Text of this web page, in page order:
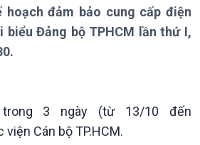
Thời sự
Thời sự 6h
Bản tin
Chuyên mục
Theo dòng Thời sự
hoạch đảm bảo cung cấp điện
biểu Đảng bộ TPHCM lần thứ I,
3 ngày (từ 13/10 đến
Cán bộ TP.HCM.